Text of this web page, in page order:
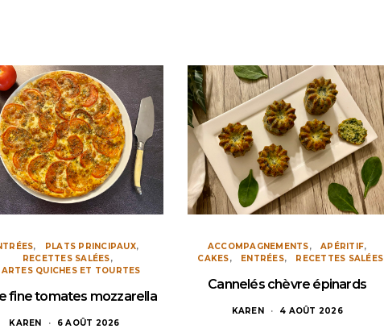
PLATS PRINCIPAUX
RECETTES SALÉES
QUICHES ET TOURTES
fine tomates mozzarella
KAREN 6 AOÛT 2026
ACCOMPAGNEMENTS
APÉRITIF
CAKES
ENTRÉES RECETTES SALÉES
Cannelés chèvre épinards
KAREN 4 AOÛT 2026